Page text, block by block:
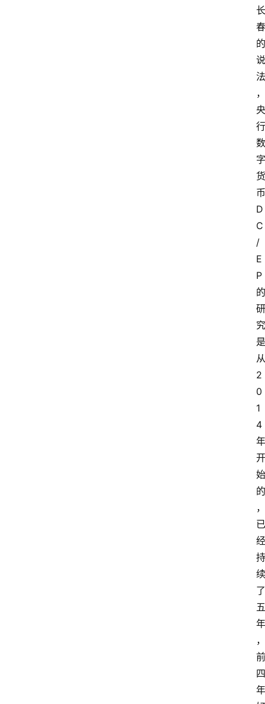
长
春
的
说
法
，
央
行
数
字
货
币
D
C
/
E
P
的
研
究
是
从
2
0
1
4
年
开
始
的
，
已
经
持
续
了
五
年
，
前
四
年